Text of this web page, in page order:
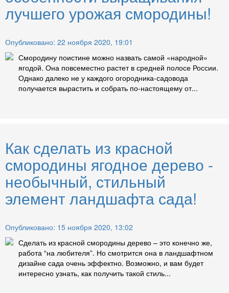
лучшего урожая смородины!
Опубликовано: 22 ноября 2020, 19:01
Смородину поистине можно назвать самой «народной»
ягодой. Она повсеместно растет в средней полосе России.
Однако далеко не у каждого огородника-садовода
получается вырастить и собрать по-настоящему от...
Как сделать из красной
смородины ягодное дерево -
необычный, стильный
элемент ландшафта сада!
Опубликовано: 15 ноября 2020, 13:02
Сделать из красной смородины дерево – это конечно же,
работа “на любителя”. Но смотрится она в ландшафтном
дизайне сада очень эффектно. Возможно, и вам будет
интересно узнать, как получить такой стиль...